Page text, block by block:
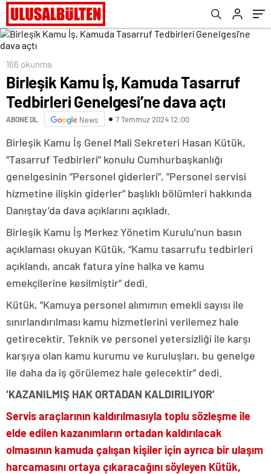
166 okunma
Birleşik Kamu İş, Kamuda Tasarruf
Tedbirleri Genelgesi’ne dava açtı
ABONE OL News 7 Temmuz 2024 12:00
Birleşik Kamu İş Genel Mali Sekreteri Hasan Kütük,
”Tasarruf Tedbirleri” konulu Cumhurbaşkanlığı
genelgesinin ”Personel giderleri”, ”Personel servisi
hizmetine ilişkin giderler” başlıklı bölümleri hakkında
Danıştay’da dava açıklarını açıkladı.
Birleşik Kamu İş Merkez Yönetim Kurulu’nun basın
açıklaması okuyan Kütük, “Kamu tasarrufu tedbirleri
açıklandı, ancak fatura yine halka ve kamu
emekçilerine kesilmiştir” dedi.
Kütük, ”Kamuya personel alımımın emekli sayısı ile
sınırlandırılması kamu hizmetlerini verilemez hale
getirecektir. Teknik ve personel yetersizliği ile karşı
karşıya olan kamu kurumu ve kuruluşları, bu genelge
ile daha da iş görülemez hale gelecektir” dedi.
‘KAZANILMIŞ HAK ORTADAN KALDIRILIYOR’
Servis araçlarının kaldırılmasıyla toplu sözleşme ile
elde edilen kazanımların ortadan kaldırılacak
olmasının kamuda çalışan kişiler için ayrıca bir ulaşım
harcamasını ortaya çıkaracağını söyleyen Kütük,